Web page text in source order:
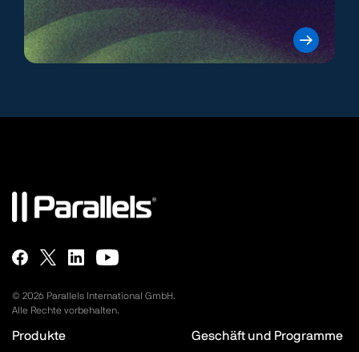
© 2026 Parallels International GmbH.
Alle Rechte vorbehalten.
Produkte Geschäft und Programme